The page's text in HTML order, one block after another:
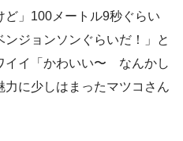
」100メートル9秒ぐらい
ンジョンソンぐらいだ！」と
イイ「かわいい〜 なんかし
に少しはまったマツコさん